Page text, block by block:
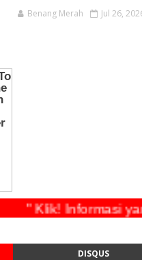
Benang Merah Jul 26,
" Klik!
DISQUS